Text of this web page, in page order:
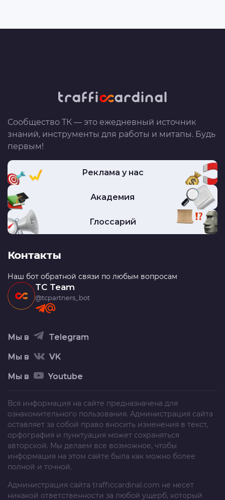
Сообщество ТК — это ежедневный источник
знаний, инструменты для работы и митапы. Будь
первым!
Реклама у нас
Академия
Глоссарий
Контакты
Наш бот обратной связи по любым вопросам
TC Team
@tcpartners_bot
Мы в Telegram
Мы в VK
Мы в Youtube
Вся информация на сайте предназначена для
ознакомительного пользования. Администрация сайта
оставляет за собой право вносить изменения в текст,
орфография и пунктуация может сохраняться
авторской. Мы делаем все возможное, чтобы
информация на этом сайте была как можно более
полной и точной.
Администрация сайта trafficcardinal.com не несет
никакой ответственности за любой ущерб, который